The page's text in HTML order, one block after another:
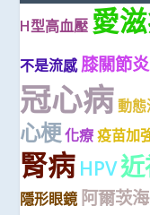
H型高血壓 愛
不是流感 膝關節炎
冠心病 動
心梗 化療 疫苗加
腎病 HPV
隱形眼鏡 阿爾茨